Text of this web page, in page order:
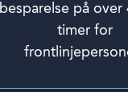
besparelse på over
timer for